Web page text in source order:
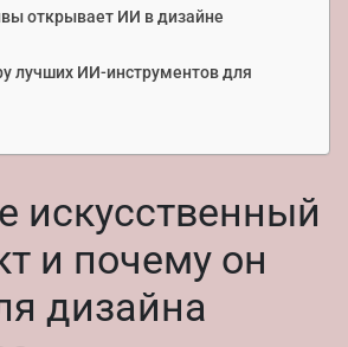
открывает ИИ в дизайне
лучших ИИ-инструментов для
искусственный
и почему он
дизайна